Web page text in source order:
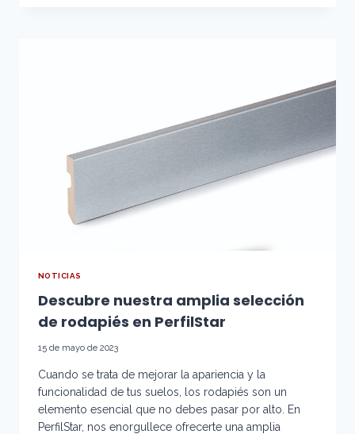
NOTICIAS
Descubre nuestra amplia selección
de rodapiés en PerfilStar
15 de mayo de 2023
Cuando se trata de mejorar la apariencia y la
funcionalidad de tus suelos, los rodapiés son un
elemento esencial que no debes pasar por alto. En
PerfilStar, nos enorgullece ofrecerte una amplia